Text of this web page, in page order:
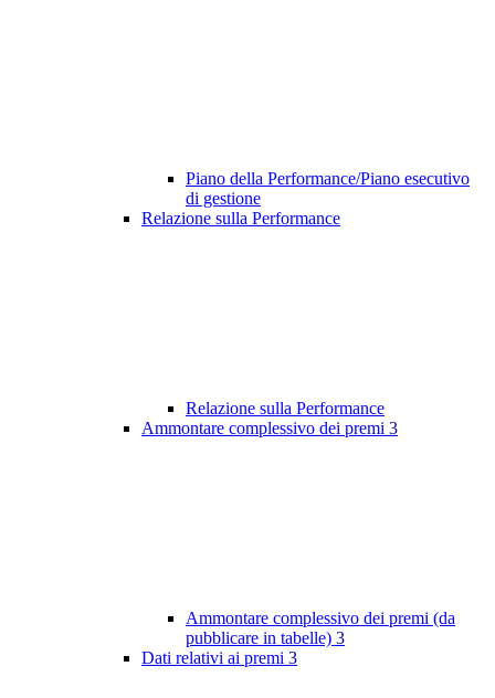
Piano della Performance/Piano esecutivo
di gestione
Relazione sulla Performance
Relazione sulla Performance
Ammontare complessivo dei premi 3
Ammontare complessivo dei premi (da
pubblicare in tabelle) 3
Dati relativi ai premi 3